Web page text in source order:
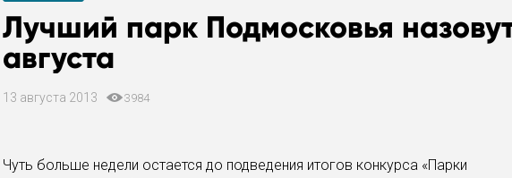
Лучший парк Подмосковья
августа
13 августа 2013 3984
Чуть больше недели остается до подведения итогов конкурса «Парки